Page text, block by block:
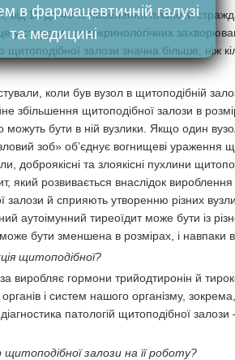
15 до 40 % населення планети
у структурі ендокринологічних
щитоподібної залози значна більше, ніж
коли був вузол в щитоподібній
збільшення щитоподібної залози в
бути в ній вузлики. Якщо один
зоб» об’єднує вогнищеві
доброякісні та злоякісні пухлини
який розвивається внаслідок
залози й сприяють утворенню різних
аутоімунний тиреоїдит може бути із
бути зменшена в розмірах, і навпаки
щитоподібної?
виробляє гормони трийодтиронін й
і систем нашого організму,
патологій щитоподібної
залози на її роботу?
в фармацевтичній галузі
та медицині